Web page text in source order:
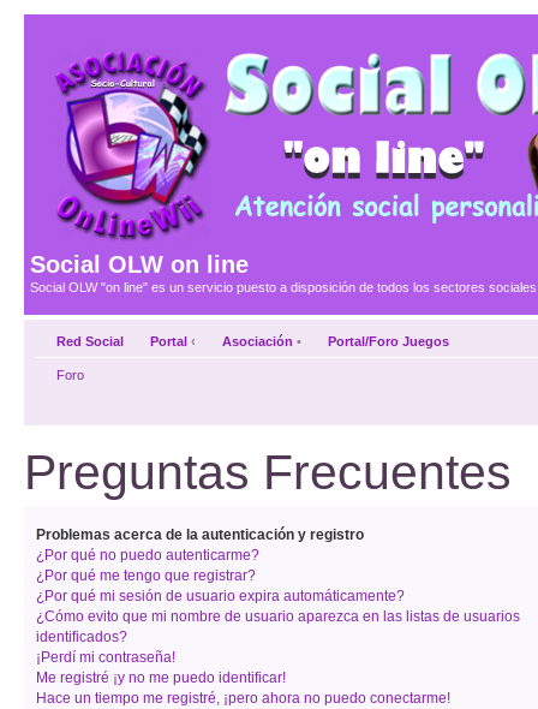
Social OLW on line
Social OLW "on line" es un servicio puesto a disposición de todos los sectores
Red Social Portal ‹ Asociación • Portal/Foro Juegos
Foro
Preguntas Frecuentes
Problemas acerca de la autenticación y registro
¿Por qué no puedo autenticarme?
¿Por qué me tengo que registrar?
¿Por qué mi sesión de usuario expira automáticamente?
¿Cómo evito que mi nombre de usuario aparezca en las listas de usuarios
identificados?
¡Perdí mi contraseña!
Me registré ¡y no me puedo identificar!
Hace un tiempo me registré, ¡pero ahora no puedo conectarme!